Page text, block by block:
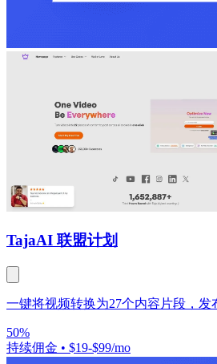
TajaAI 联盟计划
一键将视频转换为27个内容片段，发
50%
持续佣金 • $19-$99/mo